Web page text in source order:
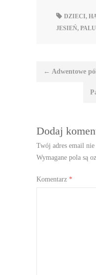
DZIECI,
JESIEŃ,
Nawigacja
← Adwentowe
Dodaj
Twój adres email
Wymagane pola są
Komentarz *